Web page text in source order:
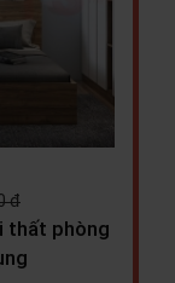
đ
thất phòng
tiện…